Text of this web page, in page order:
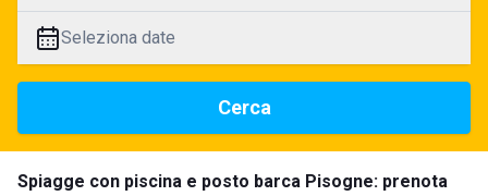
Seleziona date
Cerca
Spiagge con piscina e posto barca Pisogne: prenota